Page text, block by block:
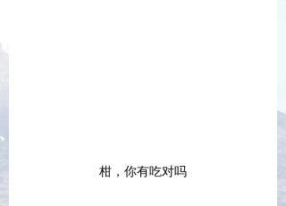
柑，你有吃对吗